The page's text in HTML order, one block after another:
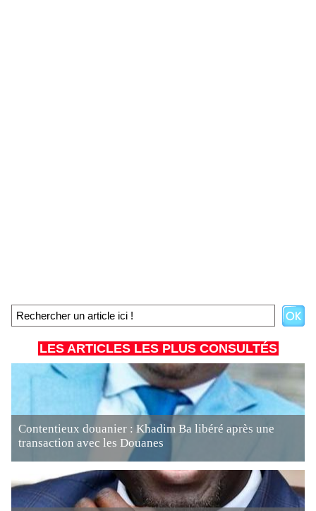
LES ARTICLES LES PLUS CONSULTÉS
Contentieux douanier : Khadim Ba libéré après une
transaction avec les Douanes